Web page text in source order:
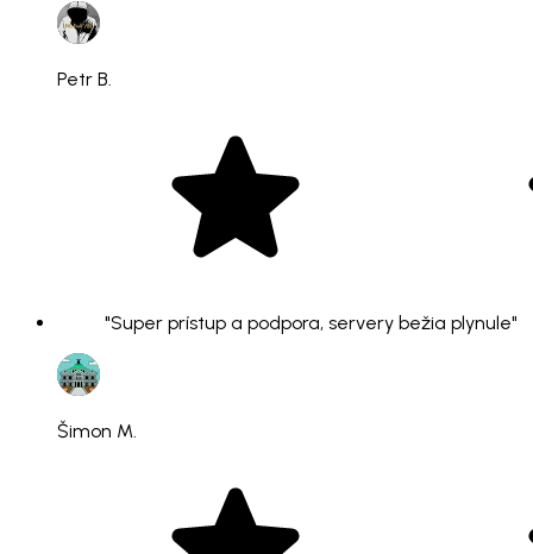
Petr B.
"Super prístup a podpora, servery bežia plynule"
Šimon M.